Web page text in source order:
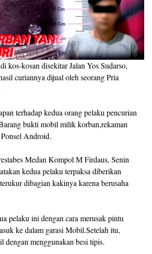
kos-kosan disekitar Jalan Yos Sudarso,
curiannya dijual oleh seorang Pria
terhadap kedua orang pelaku pencurian
bukti mobil milik korban,rekaman
Android.
Medan Kompol M Firdaus, Senin
kedua pelaku terpaksa diberikan
dibagian kakinya karena berusaha
pelaku ini dengan cara merusak pintu
ke dalam garasi Mobil.Setelah itu,
dengan menggunakan besi tipis.